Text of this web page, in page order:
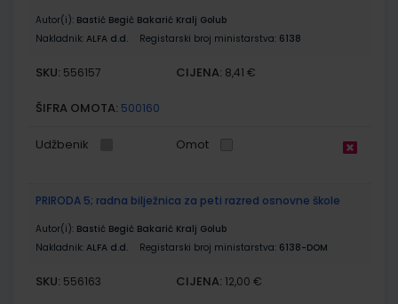
Autor(i): Bastić Begić Bakarić Kralj Golub
Nakladnik: ALFA d.d. Registarski broj ministarstva: 6138
SKU: 556157 CIJENA: 8,41 €
ŠIFRA OMOTA: 500160
Udžbenik Omot
PRIRODA 5; radna bilježnica za peti razred osnovne škole
Autor(i): Bastić Begić Bakarić Kralj Golub
Nakladnik: ALFA d.d. Registarski broj ministarstva: 6138-DOM
SKU: 556163 CIJENA: 12,00 €